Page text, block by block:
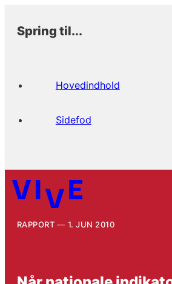
Spring til...
Hovedindhold
Sidefod
RAPPORT 1. JUN 2010